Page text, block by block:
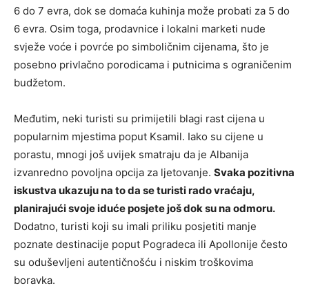
6 do 7 evra, dok se domaća kuhinja može probati za 5 do
6 evra. Osim toga, prodavnice i lokalni marketi nude
svježe voće i povrće po simboličnim cijenama, što je
posebno privlačno porodicama i putnicima s ograničenim
budžetom.
Međutim, neki turisti su primijetili blagi rast cijena u
popularnim mjestima poput Ksamil. Iako su cijene u
porastu, mnogi još uvijek smatraju da je Albanija
izvanredno povoljna opcija za ljetovanje. Svaka pozitivna
iskustva ukazuju na to da se turisti rado vraćaju,
planirajući svoje iduće posjete još dok su na odmoru.
Dodatno, turisti koji su imali priliku posjetiti manje
poznate destinacije poput Pogradeca ili Apollonije često
su oduševljeni autentičnošću i niskim troškovima
boravka.